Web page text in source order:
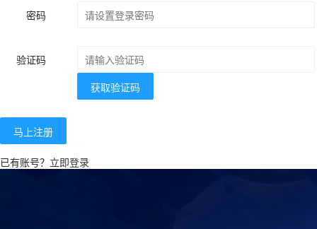
密码
验证码
获取验证码
马上注册
已有账号？ 立即登录